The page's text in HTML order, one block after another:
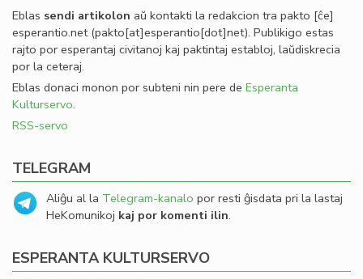
Eblas sendi artikolon aŭ kontakti la redakcion tra pakto [ĉe]
esperantio.net(pakto[at]esperantio[dot]net). Publikigo estas
rajto por esperantaj civitanoj kaj paktintaj establoj, laŭdiskrecia
por la ceteraj.
Eblas donaci monon por subteni nin pere de Esperanta
Kulturservo.
RSS-servo
TELEGRAM
Aliĝu al la Telegram-kanalo por resti ĝisdata pri la lastaj
HeKomunikoj kaj por komenti ilin.
ESPERANTA KULTURSERVO